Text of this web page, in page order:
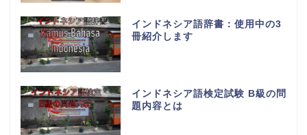
インドネシア語辞書：使用中の3
冊紹介します
インドネシア語検定試験 B級の問
題内容とは